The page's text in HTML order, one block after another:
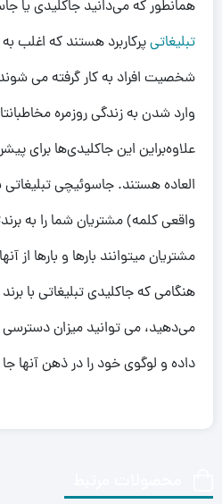
همانطور که می‌دانید جاکلیدی‌ یا
تبلیغاتیپرکاربرد هستند که اغلب
شخصیت افراد به کار گرفته می
وارد شدن به زندگی روزمره
علاوه‌براین این جاکلیدی‌ها برای
العاده هستند. جاسوئیچی
واقعی کلمه) مشتریان شما را به
مشتریان میتوانند بارها و بارها از
هنگامی که جاکلیدی تبلیغاتی با
می‌دهید، می توانید میزان دسترسی
داده و لوگوی خود را در ذهن آنها جا